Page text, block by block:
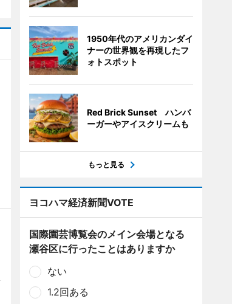
1950年代のアメリカンダイ
ナーの世界観を再現したフ
ォトスポット
Red Brick Sunset ハンバ
ーガーやアイスクリームも
もっと見る
ヨコハマ経済新聞VOTE
国際園芸博覧会のメイン会場となる
瀬谷区に行ったことはありますか
ない
1.2回ある